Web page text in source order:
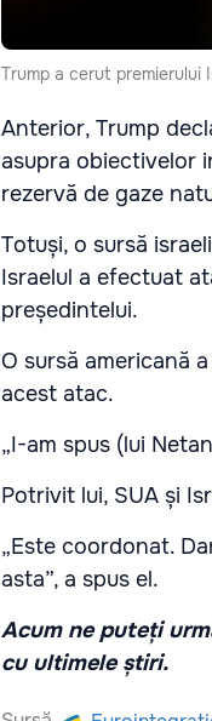
Trump a cerut premierului
Anterior, Trump
asupra obiectivelor
rezervă de gaze
Totuși, o sursă
Israelul a efectuat
președintelui.
O sursă americană
acest atac.
„I-am spus (lui
Potrivit lui, SUA și
„Este coordonat.
asta”, a spus el.
Acum ne puteți
cu ultimele știri.